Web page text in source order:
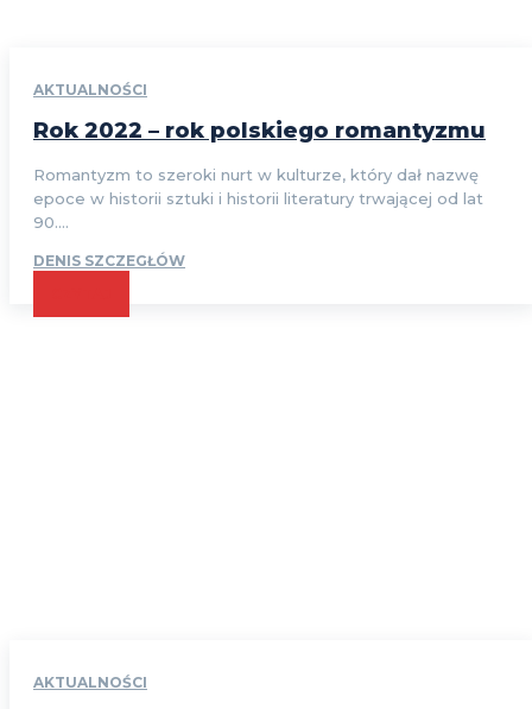
AKTUALNOŚCI
Rok 2022 – rok polskiego romantyzmu
Romantyzm to szeroki nurt w kulturze, który dał nazwę
epoce w historii sztuki i historii literatury trwającej od lat
90....
DENIS SZCZEGŁÓW
AKTUALNOŚCI